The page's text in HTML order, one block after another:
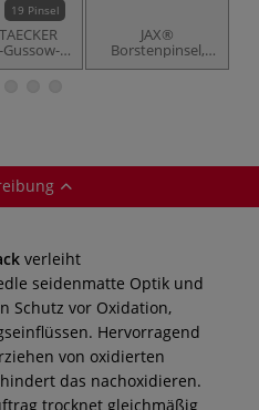
19 Pinsel
Stiel
JAX®
Borstenpinsel,
langer Stiel
verleiht
seidenmatte Optik und
Schutz vor Oxidation,
Hervorragend
von oxidierten
das nachoxidieren.
trocknet gleichmäßig